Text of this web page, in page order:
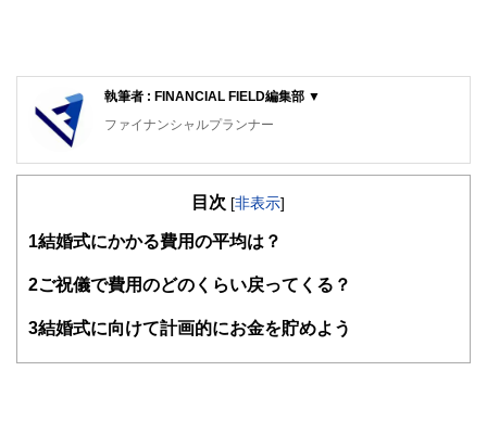
執筆者 : FINANCIAL FIELD編集部 ▼
ファイナンシャルプランナー
FinancialField編集部は、金融、経済に関する記事を、日々
知識がない方でも理解できるようわかりやすく発信していま
得者を中心に「お金や暮らし」に関する書籍・雑誌の編集経
験者で構成され、企画立案から記事掲載まですべての工程に
目次 [非表示]
1 結婚式にかかる費用の平均は？
2ご祝儀で費用のどのくらい戻ってくる？
3結婚式に向けて計画的にお金を貯めよう